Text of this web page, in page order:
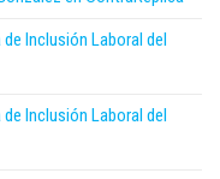
Inclusión Laboral del
Inclusión Laboral del